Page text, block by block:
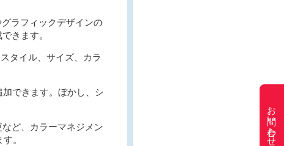
ラフィックデザインの
きます。
タイル、サイズ、カラ
できます。ぼかし、シ
ど、カラーマネジメン
。
お問い合わせ